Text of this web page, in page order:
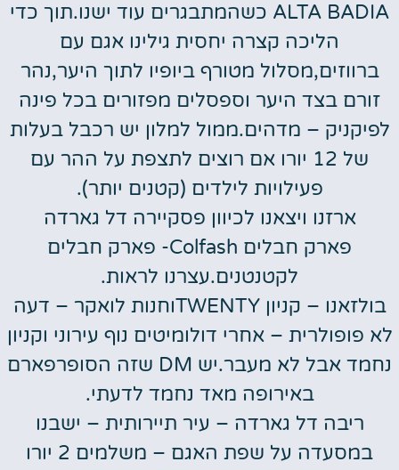
ALTA BADIA כשהמתבגרים עוד ישנו.תוך כדי
הליכה קצרה יחסית גילינו אגם עם
ברווזים,מסלול מטורף ביופיו לתוך היער,נהר
זורם בצד היער וספסלים מפזורים בכל פינה
לפיקניק – מדהים.ממול למלון יש רכבל בעלות
של 12 יורו אם רוצים לתצפת על ההר עם
פעילויות לילדים (קטנים יותר).
ארזנו ויצאנו לכיוון פסקיירה דל גארדה
פארק חבלים Colfash- פארק חבלים
לקטנטנים.עצרנו לראות.
בולזאנו – קניון TWENTYוחנות לואקר – דעה
לא פופולרית – אחרי דולומיטים נוף עירוני וקניון
נחמד אבל לא מעבר.יש DM שזה הסופרפארם
באירופה מאד נחמד לדעתי.
ריבה דל גארדה – עיר תיירותית – ישבנו
במסעדה על שפת האגם – משלמים 2 יורו